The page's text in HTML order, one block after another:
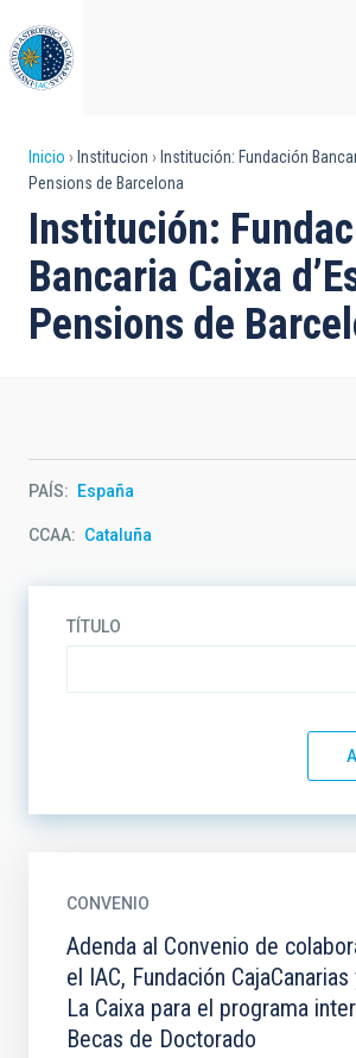
al
contenido
principal
Sobrescribir
enlaces
de
ayuda
a
Inicio Institucion
Institución: Fundación
Pensions de Barcelona
Institución:
Bancaria Caixa
Pensions de
PAÍS España
CCAA Cataluña
TÍTULO
CONVENIO
Adenda al Convenio de
el IAC, Fundación
La Caixa para el programa
Becas de Doctorado